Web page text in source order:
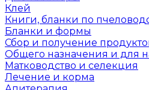
Клей
Книги, бланки по
Бланки и формы
Сбор и получение
Общего назначения и для
Матководство и селекция
Лечение и корма